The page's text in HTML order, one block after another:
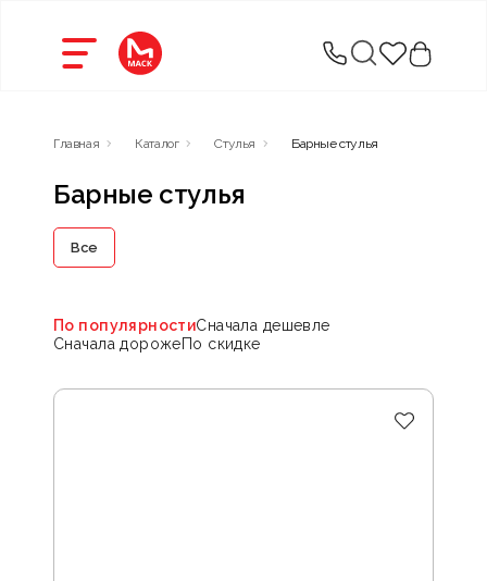
Главная Каталог Стулья Барные стулья
Барные стулья
Все
По популярностиСначала дешевле
Сначала дорожеПо скидке